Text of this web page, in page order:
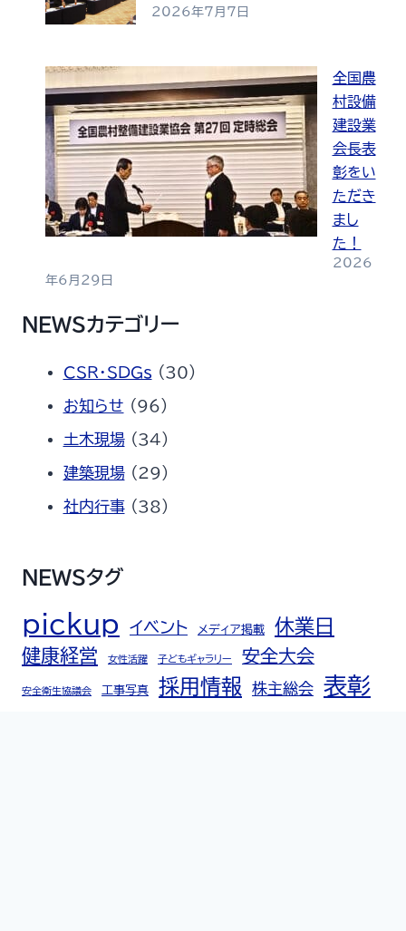
2026年7月7日
全国農
村設備
建設業
会長表
彰をい
ただき
まし
た！
2026
年6月29日
NEWSカテゴリー
CSR・SDGs (30)
お知らせ (96)
土木現場(34)
建築現場(29)
社内行事(38)
NEWSタグ
pickup イベント メディア掲載
休業日
健康経営
女性活躍 子どもギャラリー 安全大会
安全衛生協議会 工事写真 採用情報 株主総会 表彰